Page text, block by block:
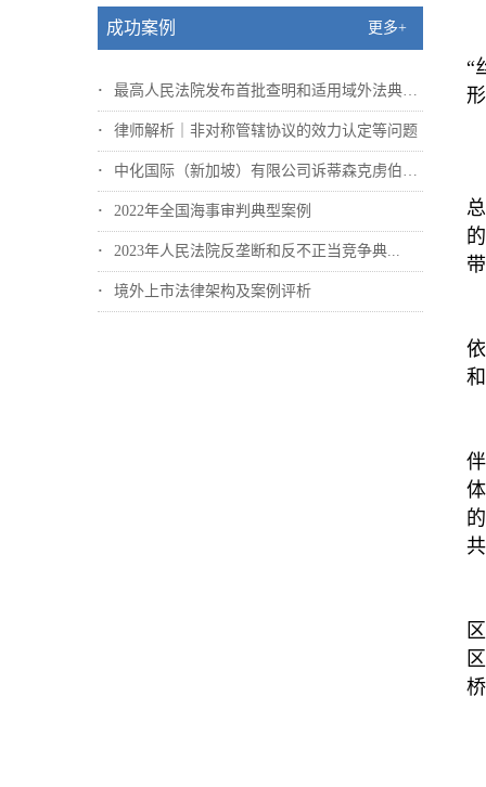
成功案例 更多+
最高人民法院发布首批查明和适用域外法典型...
律师解析｜非对称管辖协议的效力认定等问题
中化国际（新加坡）有限公司诉蒂森克虏伯冶...
2022年全国海事审判典型案例
2023年人民法院反垄断和反不正当竞争典...
境外上市法律架构及案例评析
“